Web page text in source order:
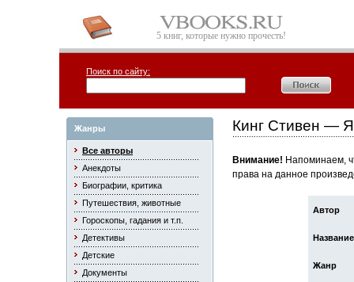
5 книг, которые нужно прочесть!
Поиск по сайту:
Жанры
Все авторы
Анекдоты
Биографии, критика
Путешествия, животные
Гороскопы, гадания и т.п.
Детективы
Детские
Документы
Кинг Стивен —
Внимание! Напоминаем,
права на данное
Автор
Название
Жанр